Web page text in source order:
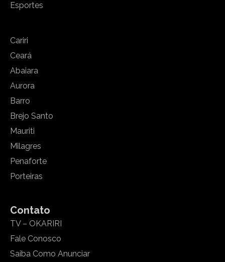
Esportes
Cariri
Ceará
Abaiara
Aurora
Barro
Brejo Santo
Mauriti
Milagres
Penaforte
Porteiras
Contato
TV – OKARIRI
Fale Conosco
Saiba Como Anunciar